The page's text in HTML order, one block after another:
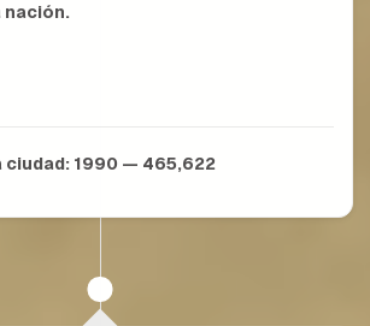
nación.
ciudad: 1990 — 465,622